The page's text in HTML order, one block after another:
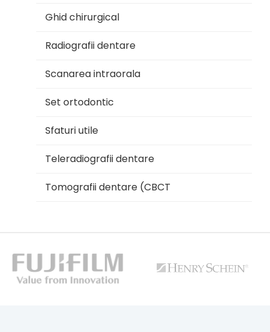
Ghid chirurgical
Radiografii dentare
Scanarea intraorala
Set ortodontic
Sfaturi utile
Teleradiografii dentare
Tomografii dentare (CBCT